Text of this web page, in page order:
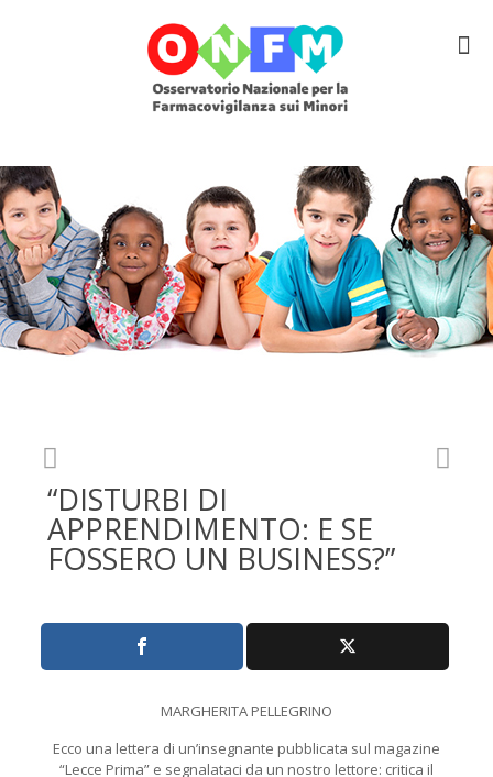
“DISTURBI DI
APPRENDIMENTO: E SE
FOSSERO UN BUSINESS?”
MARGHERITA PELLEGRINO
Ecco una lettera di un’insegnante pubblicata sul magazine
“Lecce Prima” e segnalataci da un nostro lettore: critica il